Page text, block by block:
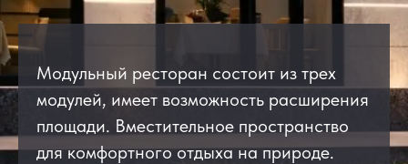
Модульный ресторан состоит из трех
модулей, имеет возможность расширения
площади. Вместительное пространство
для комфортного отдыха на природе.